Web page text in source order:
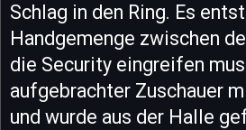
Schlag in den Ring. Es
Handgemenge zwischen
die Security eingreifen
aufgebrachter Zuschauer
und wurde aus der Halle